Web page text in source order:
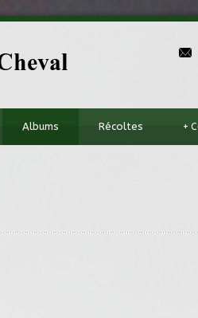
Albums Récoltes +